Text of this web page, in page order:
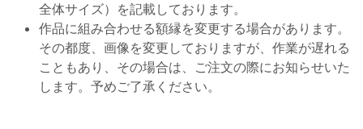
全体サイズ）を記載しております。
作品に組み合わせる額縁を変更する場合があります。
その都度、画像を変更しておりますが、作業が遅れる
こともあり、その場合は、ご注文の際にお知らせいた
します。予めご了承ください。